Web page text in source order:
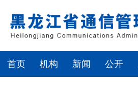
首页 机构 新闻 公开